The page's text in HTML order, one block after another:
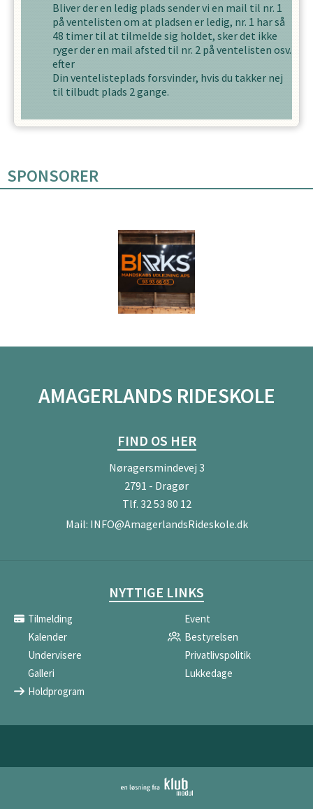
Bliver der en ledig plads sender vi en mail til nr. 1
på ventelisten om at pladsen er ledig, nr. 1 har så
48 timer til at tilmelde sig holdet, sker det ikke
ryger der en mail afsted til nr. 2 på ventelisten osv.
efter
Din ventelisteplads forsvinder, hvis du takker nej
til tilbudt plads 2gange.
SPONSORER
AMAGERLANDS RIDESKOLE
FIND OS HER
Nøragersmindevej 3
2791 - Dragør
Tlf. 32 53 80 12
Mail: INFO@AmagerlandsRideskole.dk
NYTTIGE LINKS
Tilmelding
Event
Kalender
Bestyrelsen
Undervisere
Privatlivspolitik
Galleri
Lukkedage
Holdprogram